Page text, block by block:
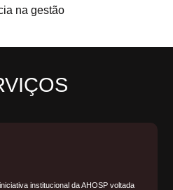
na gestão
institucional da AHOSP voltada